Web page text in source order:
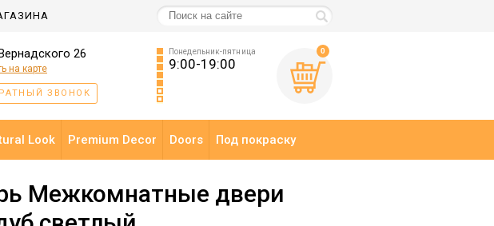
0
Понедельник-пятница
9:00-19:00
26
на карте
ЗВОНОК
Look Premium Decor Doors Под покраску
Межкомнатные двери